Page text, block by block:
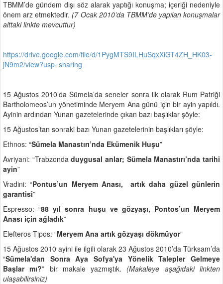
TBMM’de gündem dışı söz alarak yaptığı konuşma; içeriği nedeniyle
önem arz etmektedir. (7 Ocak 2010’da TBMM’de yapılan konuşmalar
alttaki linkte mevcuttur)
https://drive.google.com/file/d/1PygMTS9ILHuSqxXiGT4ZH_HK03-
jN9m2/view?usp=sharing
15 Ağustos 2010’da Sümela’da seneler sonra ilk olarak Rum Patriği
Bartholomeos’un yönetiminde Meryem Ana günü için bir ayin yapıldı.
Ayinin ardından Yunan gazetelerinde çıkan bazı başlıklar şöyle:
15 Ağustos’tan sonraki bazı Yunan gazetelerinin başlıkları şöyle:
Ethnos: “Sümela Manastırı’nda Ekümenik Huşu”
Avriyani: “Trabzondaduygusal anlar; Sümela Manastırı’nda tarihi
ayin”
Vradini: “Pontus’un Meryem Anası, artık daha güzel günlerin
garantisi”
Espresso: “88 yıl sonra huşu ve gözyaşı, Pontos’un Meryem
Anası için ağladık”
Elefteros Tipos: “Meryem Ana artık gözyaşı dökmüyor”
15 Ağustos 2010 ayini ile ilgili olarak 23 Ağustos 2010’da Türksam’da
“Sümela'dan Sonra Aya Sofya'ya Yönelik Talepler Gelmeye
Başlar mı?” bir makale yazmıştık. (Makaleye aşağıdaki linkten
ulaşabilirsiniz)